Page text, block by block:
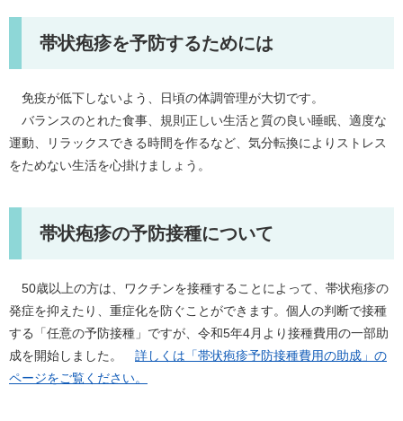
帯状疱疹を予防するためには
免疫が低下しないよう、日頃の体調管理が大切です。
バランスのとれた食事、規則正しい生活と質の良い睡眠、適度な
運動、リラックスできる時間を作るなど、気分転換によりストレス
をためない生活を心掛けましょう。
帯状疱疹の予防接種について
50歳以上の方は、ワクチンを接種することによって、帯状疱疹の
発症を抑えたり、重症化を防ぐことができます。個人の判断で接種
する「任意の予防接種」ですが、令和5年4月より接種費用の一部助
成を開始しました。 詳しくは「帯状疱疹予防接種費用の助成」の
ページをご覧ください。